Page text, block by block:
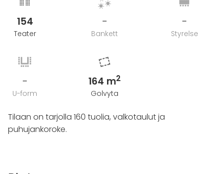
154
Teater
-
Bankett
-
Styrelse
-
U-form
164 m2
Golvyta
Tilaan on tarjolla 160 tuolia, valkotaulut ja
puhujankoroke.